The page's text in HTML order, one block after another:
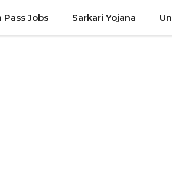
Pass Jobs Sarkari Yojana